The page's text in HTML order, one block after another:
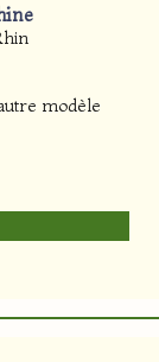
modèle